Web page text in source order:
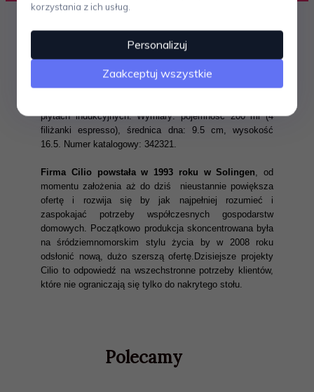
Kawiarka ciśnieniowa RIGOLETTO niemieckiej marki
CILIOto doskonała jakość wykonania i nowoczesne
wzornictwo. Całość została wykonana z polerowanej na
wysoki połysk stali nierdzewnej. Kawiarkę można
płytach indukcyjnych. Wymiary: pojemność 200 ml (4
filiżanki espresso), średnica dna: 9.5 cm, wysokość
16.5. Numer katalogowy: 342321.
Firma Cilio powstała w 1993 roku w Solingen, od
momentu założenia aż do dziś nieustannie powiększa
ofertę i rozwija się by jak najpełniej rozumieć i
zaspokajać potrzeby współczesnych gospodarstw
domowych. Początkowo produkcja skoncentrowana była
na śródziemnomorskim stylu życia by w 2008 roku
odsłonić nową, dużo szerszą ofertę.Dzisiejsze projekty
Cilio to odpowiedź na wszechstronne potrzeby klientów,
które nie ograniczają się tylko do nakrytego stołu.
Polecamy
korzystania z ich usług.
Personalizuj
Zaakceptuj wszystkie